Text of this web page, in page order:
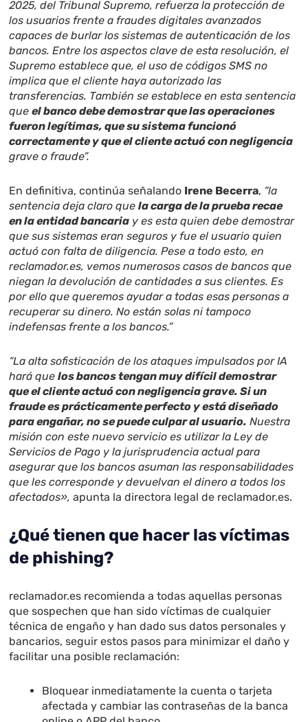
2025, del Tribunal Supremo, refuerza la protección de
los usuarios frente a fraudes digitales avanzados
capaces de burlar los sistemas de autenticación de los
bancos. Entre los aspectos clave de esta resolución, el
Supremo establece que, el uso de códigos SMS no
implica que el cliente haya autorizado las
transferencias. También se establece en esta sentencia
queel banco debe demostrar que las operaciones
fueron legítimas, que su sistema funcionó
correctamente y que el cliente actuó con negligencia
grave o fraude”.
En definitiva, continúa señalando Irene Becerra, “la
sentencia deja claro quela carga de la prueba recae
en la entidad bancaria y es esta quien debe demostrar
que sus sistemas eran seguros y fue el usuario quien
actuó con falta de diligencia. Pese a todo esto, en
reclamador.es, vemos numerosos casos de bancos que
niegan la devolución de cantidades a sus clientes. Es
por ello que queremos ayudar a todas esas personas a
recuperar su dinero. No están solas ni tampoco
indefensas frente a los bancos.”
“La alta sofisticación de los ataques impulsados por IA
hará quelos bancos tengan muy difícil demostrar
que el cliente actuó con negligencia grave. Si un
fraude es prácticamente perfecto y está diseñado
para engañar, no se puede culpar al usuario. Nuestra
misión con este nuevo servicio es utilizar la Ley de
Servicios de Pago y la jurisprudencia actual para
asegurar que los bancos asuman las responsabilidades
que les corresponde y devuelvan el dinero a todos los
afectados»,apunta la directora legal de reclamador.es.
¿Qué tienen que hacer las víctimas
de phishing?
reclamador.es recomienda a todas aquellas personas
que sospechen que han sido víctimas de cualquier
técnica de engaño y han dado sus datos personales y
bancarios, seguir estos pasos para minimizar el daño y
facilitar una posible reclamación:
Bloquear inmediatamente la cuenta o tarjeta
afectada y cambiar las contraseñas de la banca